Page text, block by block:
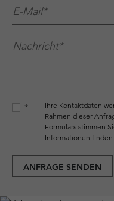
E-Mail**
Nachricht**
*
Ihre Kontaktdaten
Rahmen dieser
Formulars stimmen
Informationen
ANFRAGE SENDEN